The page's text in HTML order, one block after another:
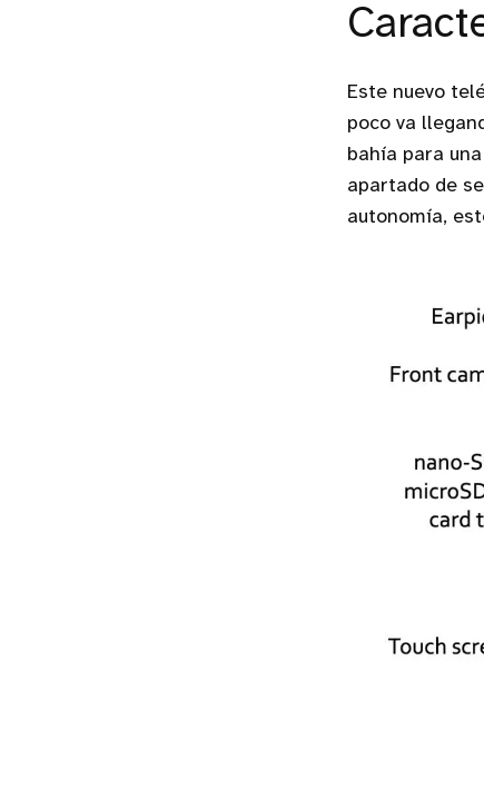
Este nuevo
poco va
bahía para
apartado de
autonomía,